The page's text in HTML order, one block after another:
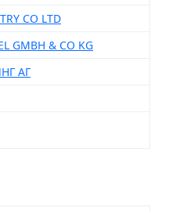
CO LTD
GMBH & CO KG
АГ